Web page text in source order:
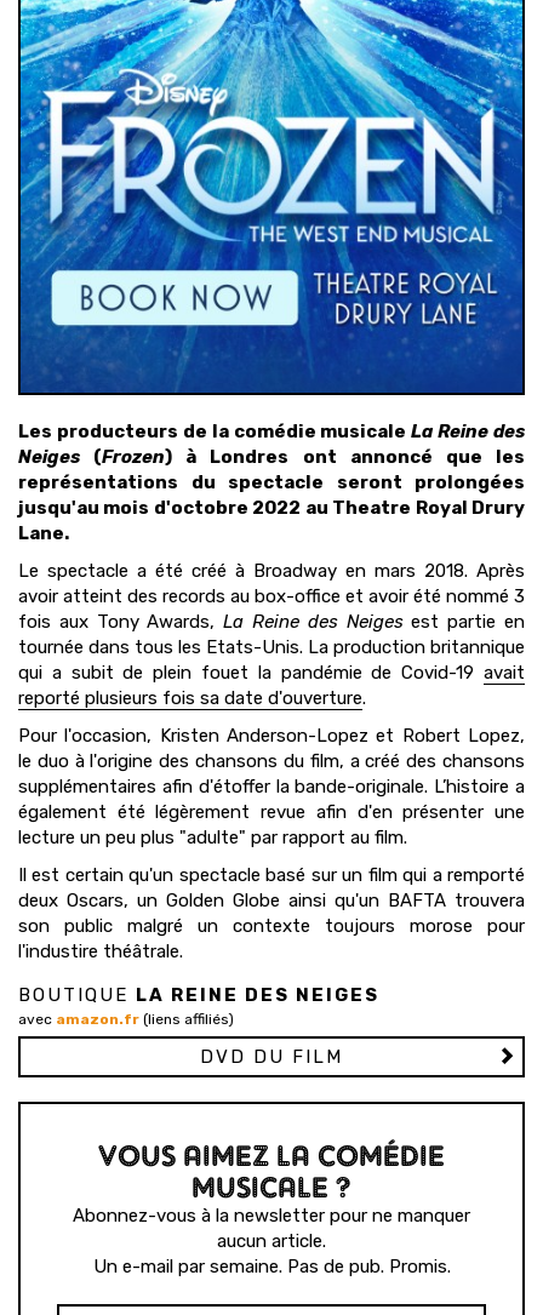
Les producteurs de la comédie musicaleLa Reine des
Neiges (Frozen) à Londres ont annoncé que les
représentations du spectacle seront prolongées
jusqu'au mois d'octobre 2022 au Theatre Royal Drury
Lane.
Le spectacle a été créé à Broadway en mars 2018. Après
avoir atteint des records au box-office et avoir été nommé 3
fois aux Tony Awards,La Reine des Neigesest partie en
tournée dans tous les Etats-Unis. La production britannique
qui a subit de plein fouet la pandémie de Covid-19 avait
reporté plusieurs fois sa date d'ouverture.
Pour l'occasion, Kristen Anderson-Lopez et Robert Lopez,
le duo à l'origine des chansons du film, a créé des chansons
supplémentaires afin d'étoffer la bande-originale. L’histoire a
également été légèrement revue afin d'en présenter une
lecture un peu plus "adulte" par rapport au film.
Il est certain qu'un spectacle basé sur un film qui a remporté
deux Oscars, un Golden Globe ainsi qu'un BAFTA trouvera
son public malgré un contexte toujours morose pour
l'industire théâtrale.
BOUTIQUE LA REINE DES NEIGES
avec amazon.fr (liens affiliés)
DVD DU FILM
VOUS AIMEZ LA COMÉDIE
MUSICALE ?
Abonnez-vous à la newsletter pour ne manquer
aucun article.
Un e-mail par semaine. Pas de pub. Promis.